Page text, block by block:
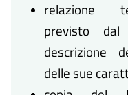
relazione
previsto dal
descrizione
delle sue